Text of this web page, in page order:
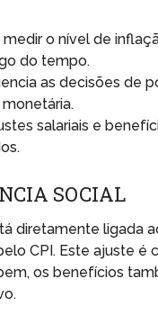
medir o nível de
do tempo.
as decisões de
salariais e
SOCIAL
diretamente ligada
CPI. Este ajuste é
os benefícios